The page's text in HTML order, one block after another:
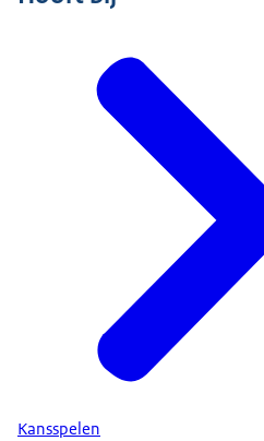
Kansspelen